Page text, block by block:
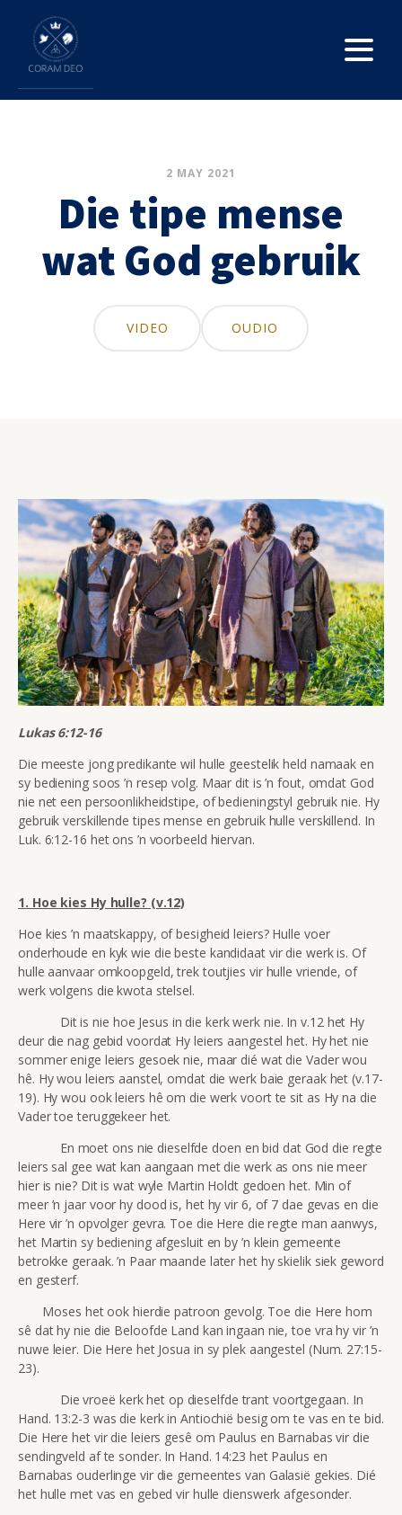
2 MAY 2021
Die tipe mense
wat God gebruik
VIDEO OUDIO
Lukas 6:12-16
Die meeste jong predikante wil hulle geestelik held namaak en
sy bediening soos ’n resep volg. Maar dit is ’n fout, omdat God
nie net een persoonlikheidstipe, of bedieningstyl gebruik nie. Hy
gebruik verskillende tipes mense en gebruik hulle verskillend. In
Luk. 6:12-16 het ons ’n voorbeeld hiervan.
1. Hoe kies Hy hulle? (v.12)
Hoe kies ’n maatskappy, of besigheid leiers? Hulle voer
onderhoude en kyk wie die beste kandidaat vir die werk is. Of
hulle aanvaar omkoopgeld, trek toutjies vir hulle vriende, of
werk volgens die kwota stelsel.
Dit is nie hoe Jesus in die kerk werk nie. In v.12 het Hy
deur die nag gebid voordat Hy leiers aangestel het. Hy het nie
sommer enige leiers gesoek nie, maar dié wat die Vader wou
hê. Hy wou leiers aanstel, omdat die werk baie geraak het (v.17-
19). Hy wou ook leiers hê om die werk voort te sit as Hy na die
Vader toe teruggekeer het.
En moet ons nie dieselfde doen en bid dat God die regte
leiers sal gee wat kan aangaan met die werk as ons nie meer
hier is nie? Dit is wat wyle Martin Holdt gedoen het. Min of
meer ’n jaar voor hy dood is, het hy vir 6, of 7 dae gevas en die
Here vir ’n opvolger gevra. Toe die Here die regte man aanwys,
het Martin sy bediening afgesluit en by ’n klein gemeente
betrokke geraak. ’n Paar maande later het hy skielik siek geword
en gesterf.
Moses het ook hierdie patroon gevolg. Toe die Here hom
sê dat hy nie die Beloofde Land kan ingaan nie, toe vra hy vir ’n
nuwe leier. Die Here het Josua in sy plek aangestel (Num. 27:15-
23).
Die vroeë kerk het op dieselfde trant voortgegaan. In
Hand. 13:2-3 was die kerk in Antiochië besig om te vas en te bid.
Die Here het vir die leiers gesê om Paulus en Barnabas vir die
sendingveld af te sonder. In Hand. 14:23 het Paulus en
Barnabas ouderlinge vir die gemeentes van Galasië gekies. Dié
het hulle met vas en gebed vir hulle dienswerk afgesonder.